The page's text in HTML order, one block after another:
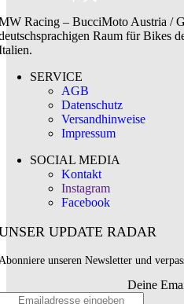
Racing – BucciMoto Austria /
Raum für Bikes
SERVICE
AGB
Datenschutz
Versandhinweise
Impressum
SOCIAL MEDIA
Kontakt
Instagram
Facebook
UPDATE RADAR
unseren Newsletter und
Deine